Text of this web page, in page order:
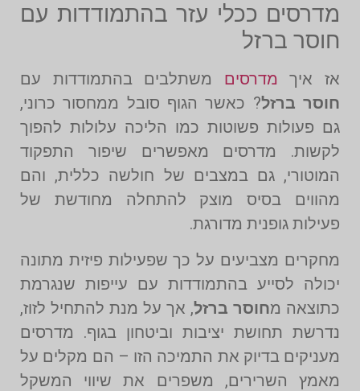
מדרסים ככלי עזר בהתמודדות עם
חוסר ברזל
אז איך מדרסים משתלבים בהתמודדות עם
חוסר ברזל? כאשר הגוף סובל ממחסור כרוני,
גם פעולות פשוטות כמו הליכה עלולות להפוך
לקשות. מדרסים מאפשרים שיפור התפקוד
המוטורי, גם במצבים של חולשה כללית, והם
מהווים בסיס מוצק להתחלה מחודשת של
פעילות גופנית מדורגת.
מחקרים מצביעים על כך שפעילות פיזית מתונה
יכולה לסייע בהתמודדות עם עייפות שנגרמת
כתוצאה מחוסר ברזל, אך על מנת להתחיל לזוז,
נדרשת תחושת יציבות וביטחון בגוף. מדרסים
מעניקים בדיוק את התמיכה הזו – הם מקלים על
מאמץ השרירים, משפרים את שיווי המשקל